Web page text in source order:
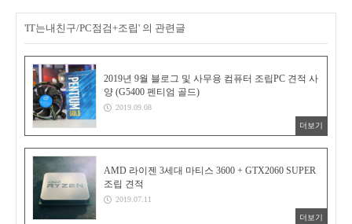
'IT는내친구/PC점검+조립' 의 관련글
2019년 9월 블로그 및 사무용 컴퓨터 조립PC 견적 사
양 (G5400 펜티엄 골드)
2019.09.08
더보기
AMD 라이젠 3세대 마티스 3600 + GTX2060 SUPER
조립 견적
2019.07.11
더보기